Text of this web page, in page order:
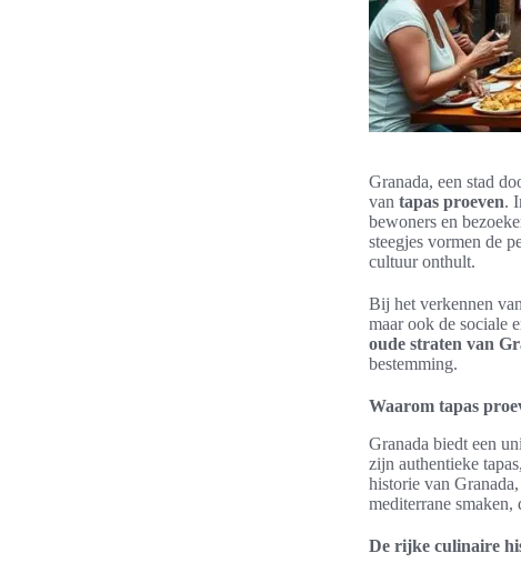
Granada, een stad
van tapas proeven.
bewoners en
steegjes vormen de
cultuur onthult.
Bij het verkennen
maar ook de sociale
oude straten van
bestemming.
Waarom tapas
Granada biedt een
zijn authentieke
historie van
mediterrane
De rijke culinaire